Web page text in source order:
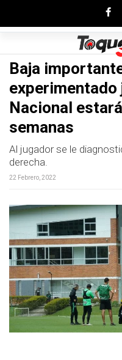
Baja
Nacional
semanas
Al jugador se le
derecha.
22 Febrero, 2022